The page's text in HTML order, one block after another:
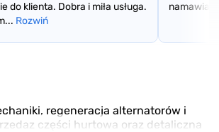
do klienta. Dobra i miła usługa.
Rozwiń
namawiał
regeneracja alternatorów i
części hurtowa oraz detaliczna